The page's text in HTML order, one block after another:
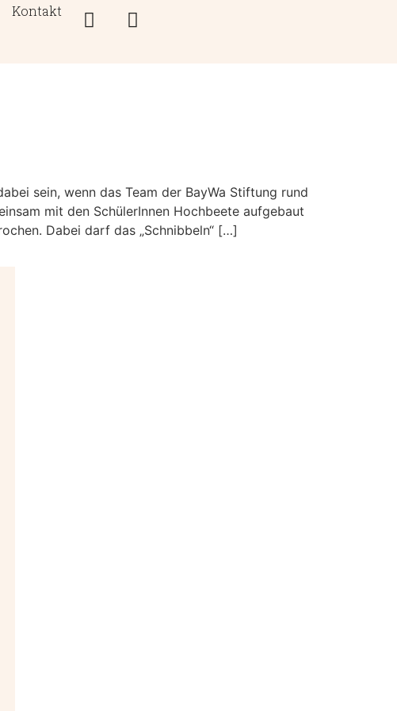
Kontakt
sein, wenn das Team der BayWa Stiftung rund
mit den SchülerInnen Hochbeete aufgebaut
Dabei darf das „Schnibbeln“ […]